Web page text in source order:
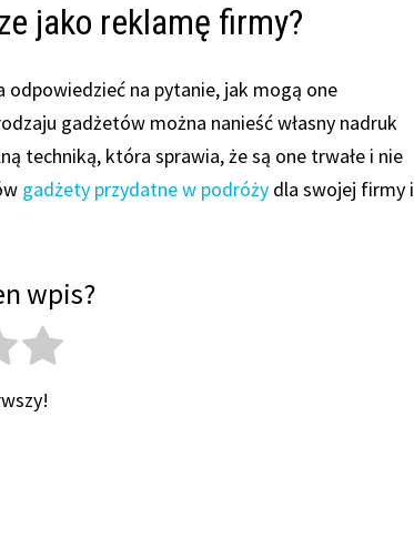
jako reklamę firmy?
odpowiedzieć na pytanie, jak mogą one
gadżetów można nanieść własny nadruk
techniką, która sprawia, że są one trwałe i nie
gadżety przydatne w podróży dla swojej firmy i
wpis?